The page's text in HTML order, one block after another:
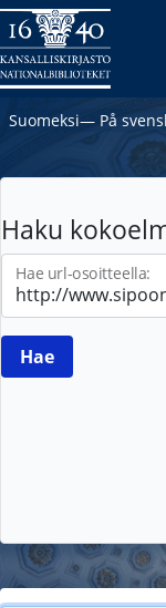
Suomeksi― På
Haku
Hae url-osoitteella: